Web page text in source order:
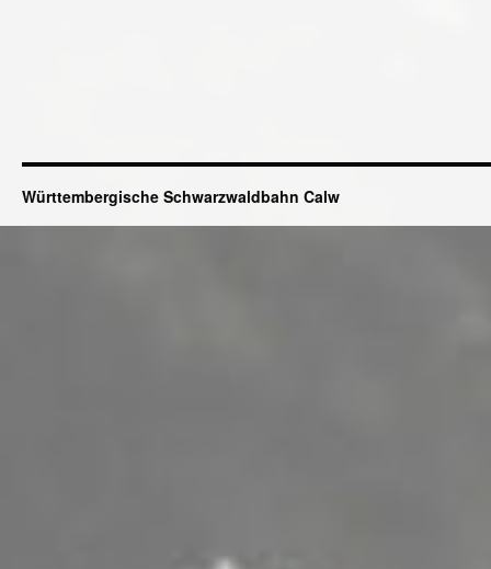
Württembergische Schwarzwaldbahn Calw